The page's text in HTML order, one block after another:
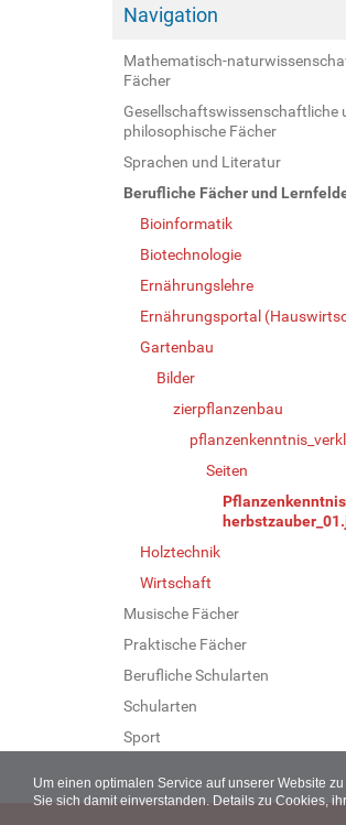
Um einen optimalen Service auf unserer Website
Sie sich damit einverstanden. Details zu Cookies,
Navigation
Mathematisch-
Fächer
Gesellschaftswissenschaftliche
philosophische Fächer
Sprachen und Literatur
Berufliche Fächer und
Bioinformatik
Biotechnologie
Ernährungslehre
Ernährungsportal
Gartenbau
Bilder
zierpflanzenbau
Seiten
Holztechnik
Wirtschaft
Musische Fächer
Praktische Fächer
Berufliche Schularten
Schularten
Sport